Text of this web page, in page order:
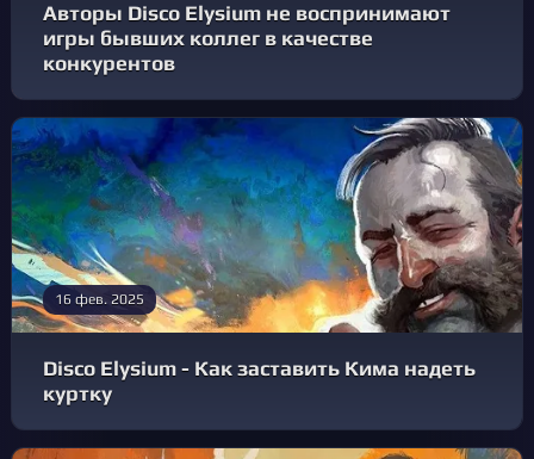
Авторы Disco Elysium не воспринимают
игры бывших коллег в качестве
конкурентов
16 фев. 2025
Disco Elysium - Как заставить Кима надеть
куртку